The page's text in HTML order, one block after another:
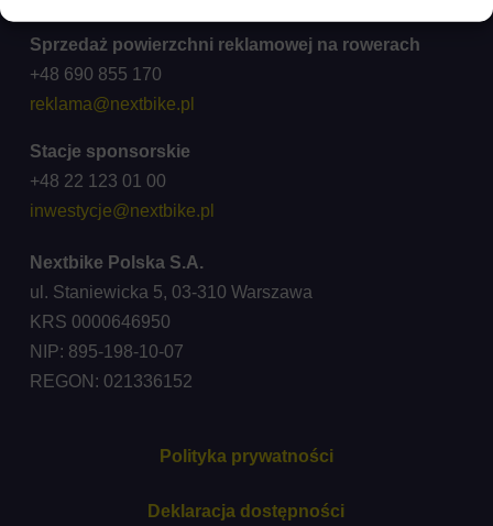
Sprzedaż powierzchni reklamowej na rowerach
+48 690 855 170
reklama@nextbike.pl
Stacje sponsorskie
+48 22 123 01 00
inwestycje@nextbike.pl
Nextbike Polska S.A.
ul. Staniewicka 5, 03-310 Warszawa
KRS 0000646950
NIP: 895-198-10-07
REGON: 021336152
Polityka prywatności
Deklaracja dostępności